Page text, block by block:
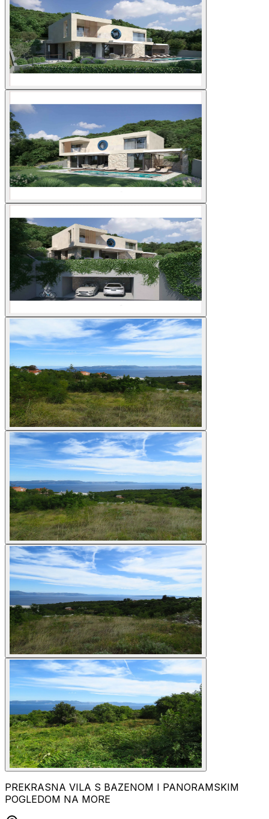
PREKRASNA VILA S BAZENOM I PANORAMSKIM
POGLEDOM NA MORE